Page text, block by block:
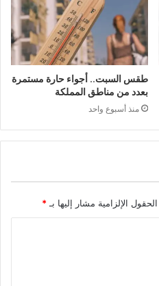
طقس السبت.. أجواء حارة مستمرة
بعدد من مناطق المملكة
منذ أسبوع واحد
الحقول الإلزامية مشار إليها بـ *